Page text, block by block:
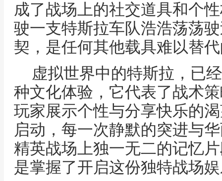
成了战场上的社交道具和个
驶一支特斯拉车队浩浩荡荡
契，是任何其他载具难以替
虚拟世界中的特斯拉，已
种文化体验，它代表了战术
玩家展示个性与分享快乐的
启动，每一次静默的突进与
精英战场上独一无二的记忆
是掌握了开启这份独特战场